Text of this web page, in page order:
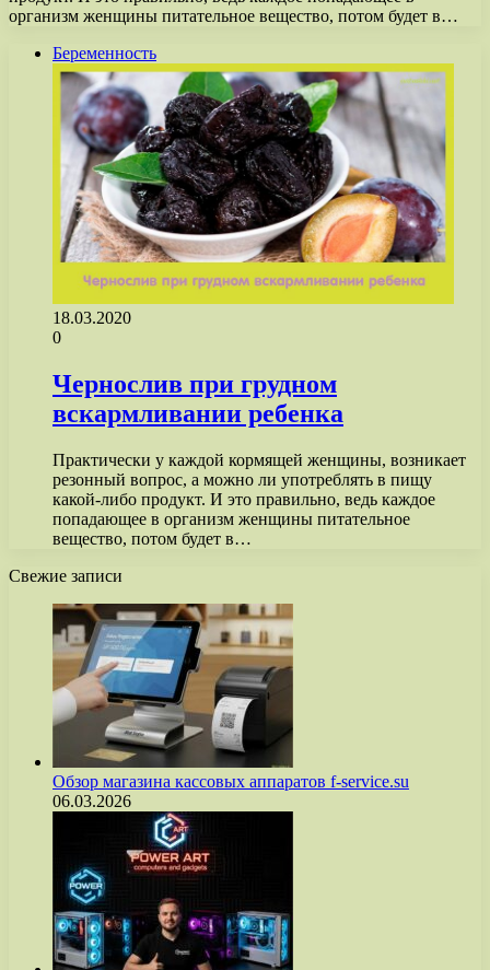
организм женщины питательное вещество, потом будет в…
Беременность
18.03.2020
0
Чернослив при грудном
вскармливании ребенка
Практически у каждой кормящей женщины, возникает
резонный вопрос, а можно ли употреблять в пищу
какой-либо продукт. И это правильно, ведь каждое
попадающее в организм женщины питательное
вещество, потом будет в…
Свежие записи
Обзор магазина кассовых аппаратов f-service.su
06.03.2026